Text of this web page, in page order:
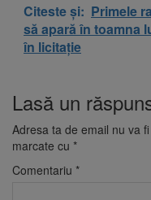
Citeste și: Primele
să apară în toamna
în licitație
Lasă un
Adresa ta de email nu va
marcate cu *
Comentariu *